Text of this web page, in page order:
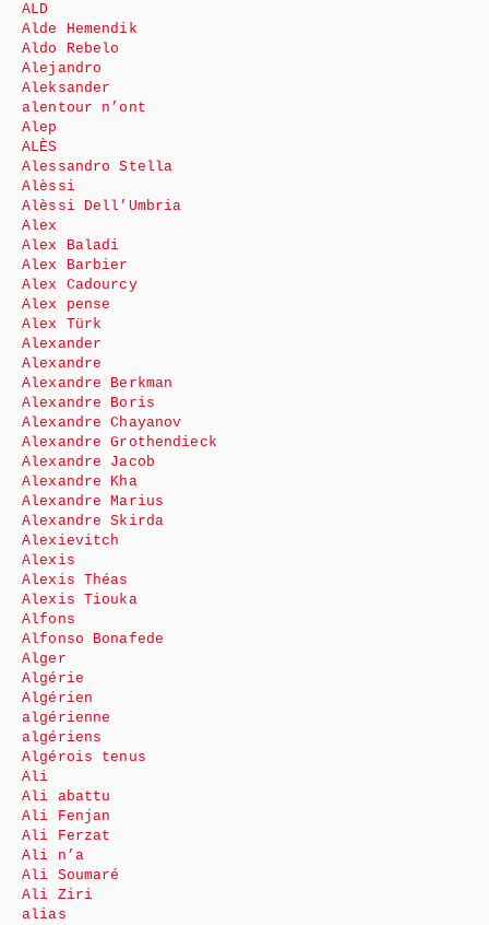
ALD
Alde Hemendik
Aldo Rebelo
Alejandro
Aleksander
alentour n’ont
Alep
ALÈS
Alessandro Stella
Alèssi
Alèssi Dell’Umbria
Alex
Alex Baladi
Alex Barbier
Alex Cadourcy
Alex pense
Alex Türk
Alexander
Alexandre
Alexandre Berkman
Alexandre Boris
Alexandre Chayanov
Alexandre Grothendieck
Alexandre Jacob
Alexandre Kha
Alexandre Marius
Alexandre Skirda
Alexievitch
Alexis
Alexis Théas
Alexis Tiouka
Alfons
Alfonso Bonafede
Alger
Algérie
Algérien
algérienne
algériens
Algérois tenus
Ali
Ali abattu
Ali Fenjan
Ali Ferzat
Ali n’a
Ali Soumaré
Ali Ziri
alias